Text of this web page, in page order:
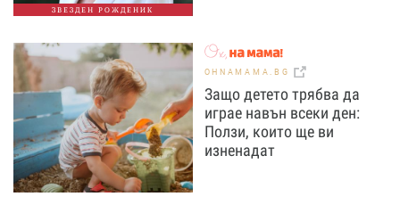
ЗВЕЗДЕН РОЖДЕНИК
OHNAMAMA.BG
Защо детето трябва да
играе навън всеки ден:
Ползи, които ще ви
изненадат